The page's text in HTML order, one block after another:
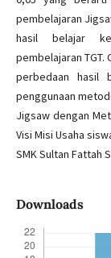
pembelajaran
hasil belajar
pembelajaran
perbedaan hasil
penggunaan
Jigsaw dengan
Visi Misi Usaha
SMK Sultan Fattah
Downloads